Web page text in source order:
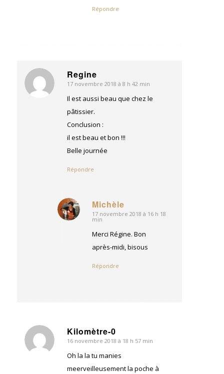
Répondre
Regine
dit
:
17 novembre 2018 à 8 h 42 min
Il est aussi beau que chez le
pâtissier.
Conclusion :
il est beau et bon !!!
Belle journée
Répondre
Michèle
dit
17 novembre 2018 à 16 h 18
min
Merci Régine. Bon
après-midi, bisous
Répondre
Kilomètre-0
dit
:
16 novembre 2018 à 18 h 57 min
Oh la la tu manies
meerveilleusement la poche à